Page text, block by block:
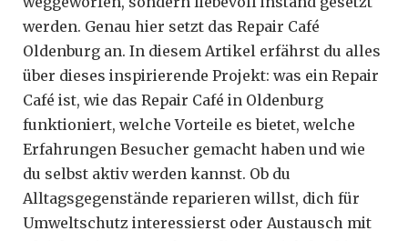
werden. Genau hier setzt das Repair Café
Oldenburg an. In diesem Artikel erfährst du alles
über dieses inspirierende Projekt: was ein Repair
Café ist, wie das Repair Café in Oldenburg
funktioniert, welche Vorteile es bietet, welche
Erfahrungen Besucher gemacht haben und wie
du selbst aktiv werden kannst. Ob du
Alltagsgegenstände reparieren willst, dich für
Umweltschutz interessierst oder Austausch mit